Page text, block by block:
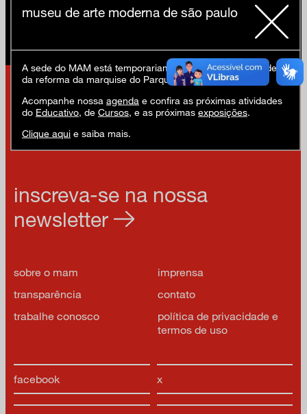
facebook x
inscreva-se na nossa
newsletter
sobre o mam
imprensa
transparência
contato
trabalhe conosco
política de privacidade e
termos de uso
museu de arte moderna de são paulo
A sede do MAM está temporariamente fechada em virtude
da reforma da marquise do Parque Ibirapuera.
Acompanhe nossa agenda e confira as próximas atividades
do Educativo, de Cursos, e as próximas exposições.
Clique aqui e saiba mais.